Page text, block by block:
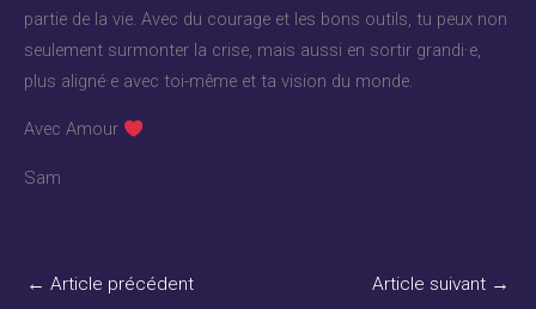
partie de la vie. Avec du courage et les bons outils, tu peux non
seulement surmonter la crise, mais aussi en sortir grandi·e,
plus aligné·e avec toi-même et ta vision du monde.
Avec Amour
Sam
← Article précédent Article suivant →